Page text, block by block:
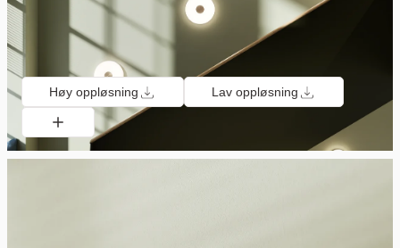
Høy oppløsning Lav oppløsning